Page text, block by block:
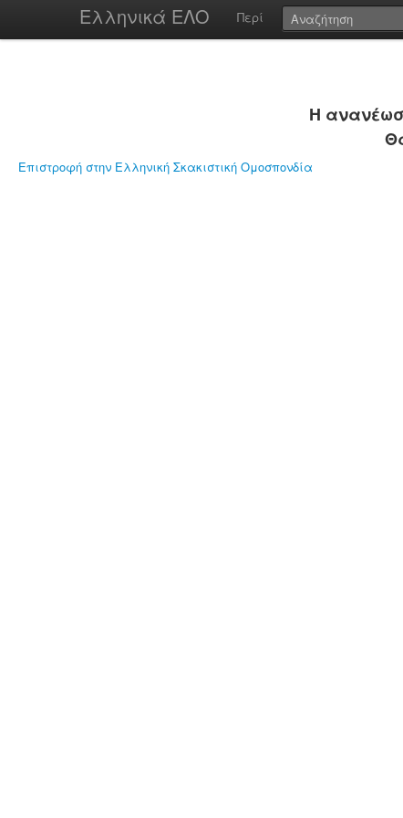
Ελληνικά ΕΛΟ Περί
Η
Επιστροφή στην Ελληνική Σκακιστική Ομοσπονδία